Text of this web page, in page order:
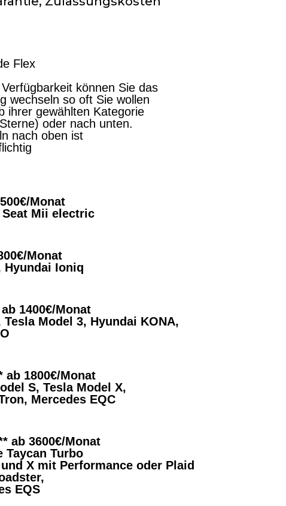
Flex
können Sie das
wechseln so oft Sie wollen
ihrer gewählten Kategorie
oder nach unten.
nach oben ist
Monat
Seat Mii electric
Monat
Hyundai Ioniq
1400€/Monat
Tesla Model 3, Hyundai KONA,
ab 1800€/Monat
S, Tesla Model X,
Mercedes EQC
ab 3600€/Monat
Taycan Turbo
X mit Performance oder Plaid
EQS